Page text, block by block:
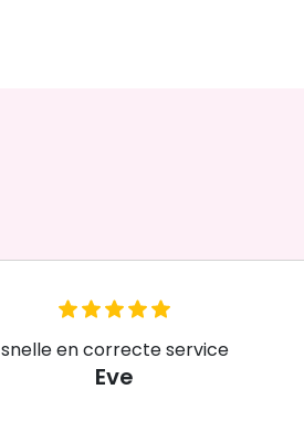
snelle en correcte service
Eve